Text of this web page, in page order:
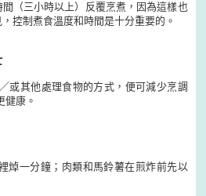
（三小時以上）反覆烹煮，因為這樣也
控制煮食溫度和時間是十分重要的。
或其他處理食物的方式，便可減少烹調
健康。
焯一分鐘；肉類和馬鈴薯在煎炸前先以